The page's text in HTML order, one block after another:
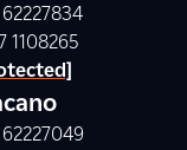
1108265